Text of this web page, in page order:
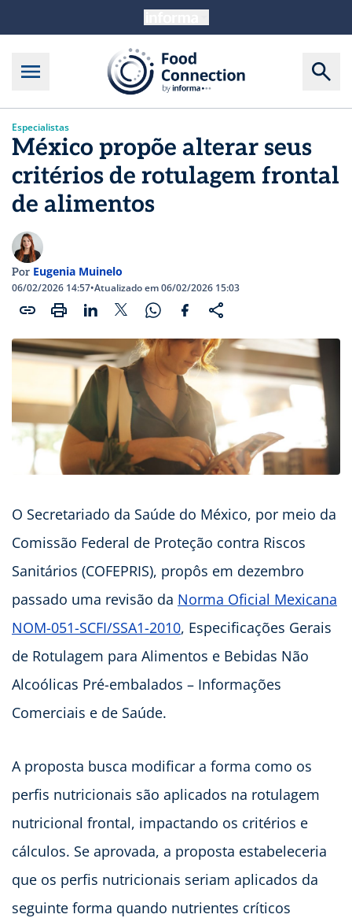
Especialistas
México propõe alterar seus
critérios de rotulagem frontal
de alimentos
Por Eugenia Muinelo
06/02/2026 14:57•Atualizado em 06/02/2026 15:03
O Secretariado da Saúde do México, por meio da
Comissão Federal de Proteção contra Riscos
Sanitários (COFEPRIS), propôs em dezembro
passado uma revisão da Norma Oficial Mexicana
NOM-051-SCFI/SSA1-2010, Especificações Gerais
de Rotulagem para Alimentos e Bebidas Não
Alcoólicas Pré-embalados – Informações
Comerciais e de Saúde.
A proposta busca modificar a forma como os
perfis nutricionais são aplicados na rotulagem
nutricional frontal, impactando os critérios e
cálculos. Se aprovada, a proposta estabeleceria
que os perfis nutricionais seriam aplicados da
seguinte forma quando nutrientes críticos